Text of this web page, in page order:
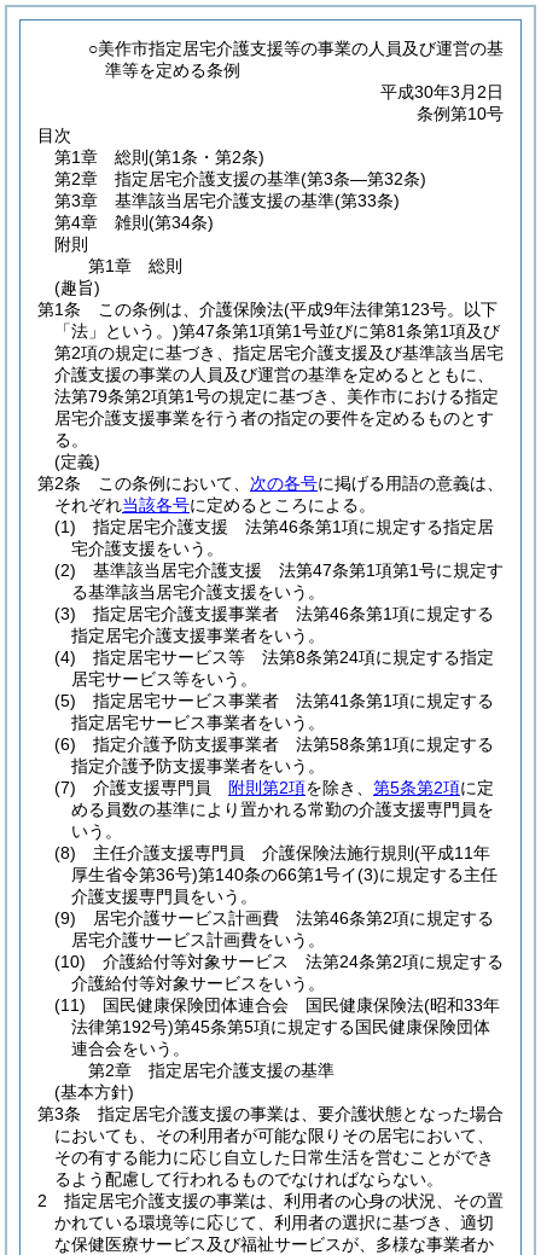
○美作市指定居宅介護支援等の事業の人員及び運営の基
準等を定める条例
平成30年3月2日
条例第10号
目次
第1章
総則 (第1条・第2条)
第2章
指定居宅介護支援の基準(第3条―第32条)
第3章
基準該当居宅介護支援の基準(第33条)
第4章
雑則 (第34条)
附則
第1章
総則
(趣旨)
第1条
この条例は、介護保険法(平成9年法律第123号。以下
「法」という。)第47条第1項第1号並びに第81条第1項及び
第2項の規定に基づき、指定居宅介護支援及び基準該当居宅
介護支援の事業の人員及び運営の基準を定めるとともに、
法第79条第2項第1号の規定に基づき、美作市における指定
居宅介護支援事業を行う者の指定の要件を定めるものとす
る。
(定義)
第2条
この条例において、 次の各号に掲げる用語の意義は、
それぞれ当該各号に定めるところによる。
(1)
指定居宅介護支援 法第46条第1項に規定する指定居
宅介護支援をいう。
(2)
基準該当居宅介護支援 法第47条第1項第1号に規定す
る基準該当居宅介護支援をいう。
(3)
指定居宅介護支援事業者 法第46条第1項に規定する
指定居宅介護支援事業者をいう。
(4)
指定居宅サービス等 法第8条第24項に規定する指定
居宅サービス等をいう。
(5)
指定居宅サービス事業者 法第41条第1項に規定する
指定居宅サービス事業者をいう。
(6)
指定介護予防支援事業者 法第58条第1項に規定する
指定介護予防支援事業者をいう。
(7)
介護支援専門員 附則第2項を除き、 第5条第2項に定
める員数の基準により置かれる常勤の介護支援専門員を
いう。
(8)
主任介護支援専門員 介護保険法施行規則 (平成11年
厚生省令第36号)第140条の66第1号イ(3)に規定する主任
介護支援専門員をいう。
(9)
居宅介護サービス計画費 法第46条第2項に規定する
居宅介護サービス計画費をいう。
(10)
介護給付等対象サービス 法第24条第2項に規定する
介護給付等対象サービスをいう。
(11)
国民健康保険団体連合会 国民健康保険法(昭和33年
法律第192号)第45条第5項に規定する国民健康保険団体
連合会をいう。
第2章
指定居宅介護支援の基準
(基本方針)
第3条
指定居宅介護支援の事業は、要介護状態となった場合
においても、その利用者が可能な限りその居宅において、
その有する能力に応じ自立した日常生活を営むことができ
るよう配慮して行われるものでなければならない。
2
指定居宅介護支援の事業は、利用者の心身の状況、その置
かれている環境等に応じて、利用者の選択に基づき、適切
な保健医療サービス及び福祉サービスが、多様な事業者か